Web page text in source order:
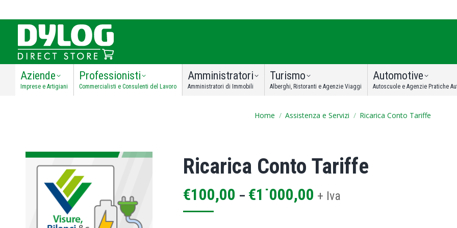
Aziende
Imprese e Artigiani
Professionisti
Commercialisti e Consulenti del Lavoro
Amministratori
Amministratori di Immobili
Turismo
Alberghi, Ristoranti e Agenzie Viaggi
Automotive
Autoscuole e Agenzie Pratiche
You are here:
Home Assistenza e Servizi Ricarica Conto Tariffe
Ricarica Conto Tariffe
€100,00 – €1˙000,00 + Iva